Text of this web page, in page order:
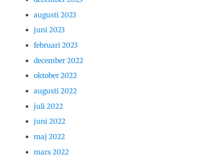
augusti 2023
juni 2023
februari 2023
december 2022
oktober 2022
augusti 2022
juli 2022
juni 2022
maj 2022
mars 2022